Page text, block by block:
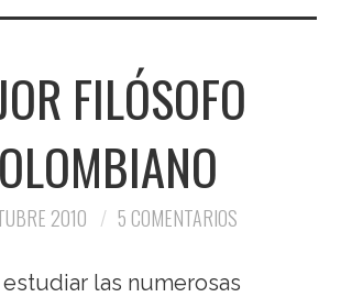
FILÓSOFO
2010 5 COMENTARIOS
las numerosas